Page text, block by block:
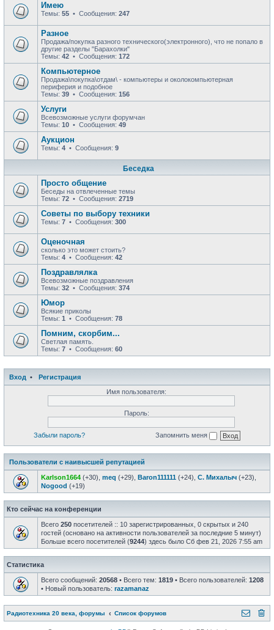
Имею
Темы: 55 • Сообщения: 247
Разное
Продажа/покупка разного технического(электронного), что не попало в
другие разделы "Барахолки"
Темы: 42 • Сообщения: 172
Компьютерное
Продажа\покупка\отдам\ - компьютеры и околокомпьютерная
периферия и подобное
Темы: 39 • Сообщения: 156
Услуги
Всевозможные услуги форумчан
Темы: 10 • Сообщения: 49
Аукцион
Темы: 4 • Сообщения: 9
Беседка
Просто общение
Беседы на отвлеченные темы
Темы: 72 • Сообщения: 2719
Советы по выбору техники
Темы: 7 • Сообщения: 300
Оценочная
сколько это может стоить?
Темы: 4 • Сообщения: 42
Поздравлялка
Всевозможные поздравления
Темы: 32 • Сообщения: 374
Юмор
Всякие приколы
Темы: 1 • Сообщения: 78
Помним, скорбим...
Светлая память.
Темы: 7 • Сообщения: 60
Вход •
Регистрация
Имя пользователя:
Пароль:
Забыли пароль? Запомнить меня
Пользователи с наивысшей репутацией
Karlson1664 (+30), meq (+29), Baron111111 (+24), С. Михалыч (+23),
Nogood (+19)
Кто сейчас на конференции
Всего 250 посетителей :: 10 зарегистрированных, 0 скрытых и 240
гостей (основано на активности пользователей за последние 5 минут)
Больше всего посетителей (9244) здесь было Сб фев 21, 2026 7:55 am
Статистика
Всего сообщений: 20568 • Всего тем: 1819 • Всего пользователей: 1208
• Новый пользователь: razamanaz
Радиотехника 20 века, форумы Список форумов